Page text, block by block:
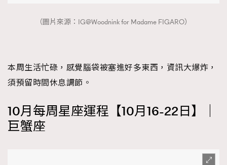
（圖片來源：IG@Woodnink for Madame FIGARO）
本周生活忙碌，感覺腦袋被塞進好多東西，資訊大爆炸，
須預留時間休息調節。
10月每周星座運程【10月16-22日】｜
巨蟹座